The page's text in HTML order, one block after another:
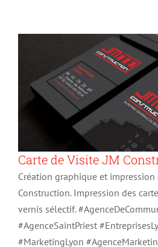
Carte de Visite JM
Création graphique et impression
Construction. Impression des
vernis sélectif.
#AgenceSaintPriest
#MarketingLyon